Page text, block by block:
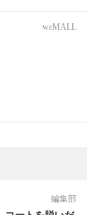
weMALL
編集部